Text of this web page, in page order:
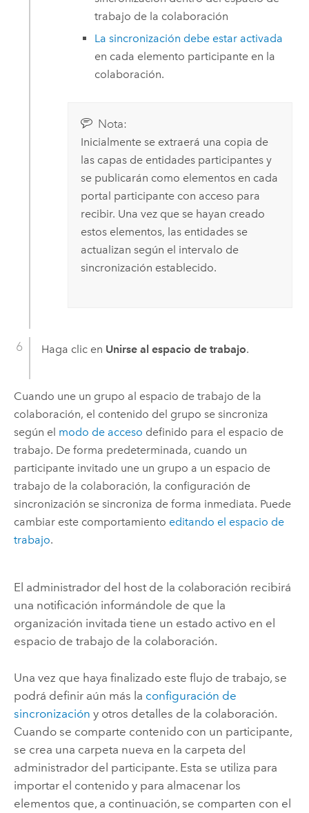
trabajo de la colaboración
La sincronización debe estar activada
en cada elemento participante en la
colaboración.
Nota:
Inicialmente se extraerá una copia de
las capas de entidades participantes y
se publicarán como elementos en cada
portal participante con acceso para
recibir. Una vez que se hayan creado
estos elementos, las entidades se
actualizan según el intervalo de
sincronización establecido.
Haga clic en Unirse al espacio de trabajo.
Cuando une un grupo al espacio de trabajo de la
colaboración, el contenido del grupo se sincroniza
según el modo de acceso definido para el espacio de
trabajo. De forma predeterminada, cuando un
participante invitado une un grupo a un espacio de
trabajo de la colaboración, la configuración de
sincronización se sincroniza de forma inmediata. Puede
cambiar este comportamiento editando el espacio de
trabajo.
El administrador del host de la colaboración recibirá
una notificación informándole de que la
organización invitada tiene un estado activo en el
espacio de trabajo de la colaboración.
Una vez que haya finalizado este flujo de trabajo, se
podrá definir aún más la configuración de
sincronización y otros detalles de la colaboración.
Cuando se comparte contenido con un participante,
se crea una carpeta nueva en la carpeta del
administrador del participante. Esta se utiliza para
importar el contenido y para almacenar los
elementos que, a continuación, se comparten con el